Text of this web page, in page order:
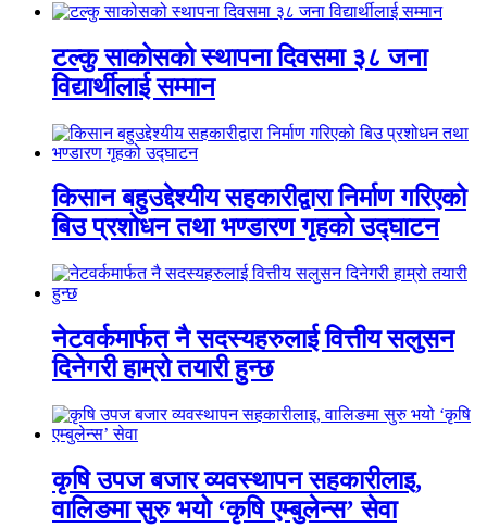
टल्कु साकोसको स्थापना दिवसमा ३८ जना
विद्यार्थीलाई सम्मान
किसान बहुउद्देश्यीय सहकारीद्वारा निर्माण गरिएको
बिउ प्रशोधन तथा भण्डारण गृहको उद्घाटन
नेटवर्कमार्फत नै सदस्यहरुलाई वित्तीय सलुसन
दिनेगरी हाम्रो तयारी हुन्छ
कृषि उपज बजार व्यवस्थापन सहकारीलाइ,
वालिङमा सुरु भयो ‘कृषि एम्बुलेन्स’ सेवा